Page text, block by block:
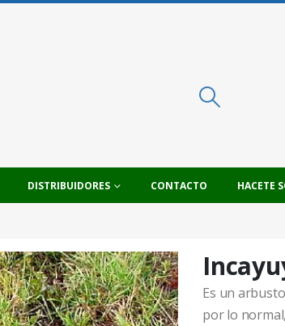
DISTRIBUIDORES CONTACTO HACETE
Es un
por lo